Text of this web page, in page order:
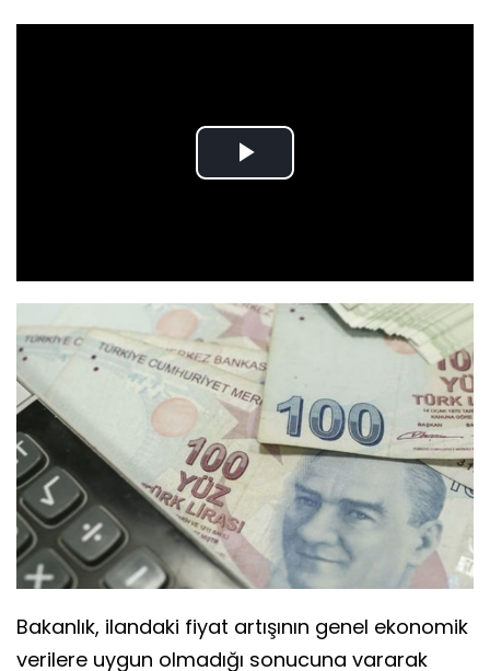
Play
Bakanlık, ilandaki fiyat artışının genel ekonomik
verilere uygun olmadığı sonucuna vararak